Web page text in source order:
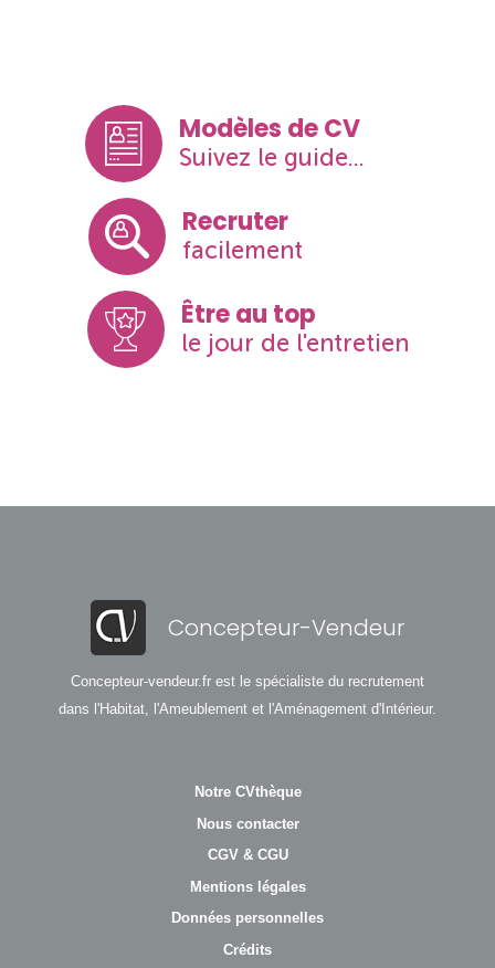
Modèles de CV
Suivez le guide...
Recruter
facilement
Être au top
le jour de l'entretien
Concepteur-Vendeur
Concepteur-vendeur.fr est le spécialiste du recrutement
dans l'Habitat, l'Ameublement et l'Aménagement d'Intérieur.
Notre CVthèque
Nous contacter
CGV & CGU
Mentions légales
Données personnelles
Crédits